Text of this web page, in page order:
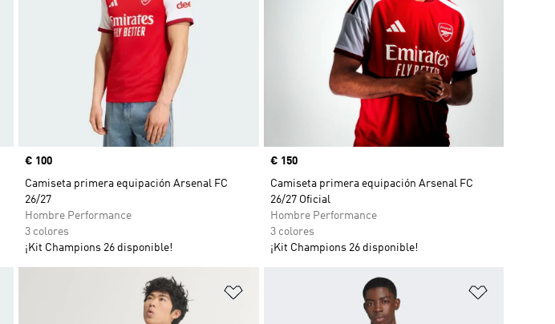
Precio
€ 100
Camiseta primera equipación Arsenal FC
26/27
Hombre Performance
3 colores
¡Kit Champions 26 disponible!
Precio
€ 150
Camiseta primera equipación Arsenal FC
26/27 Oficial
Hombre Performance
3 colores
¡Kit Champions 26 disponible!
Añadir a la lista de deseos Añadir a la lista de deseos